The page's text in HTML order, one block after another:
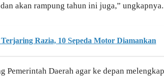
akan rampung tahun ini juga,” ungkapnya.
Razia, 10 Sepeda Motor Diamankan
Daerah agar ke depan